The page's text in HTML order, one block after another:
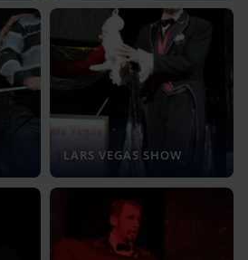
LARS VEGAS SHOW